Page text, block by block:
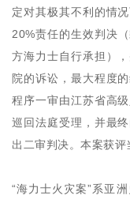
定对其极其不利的情
20%责任的生效判决
方海力士自行承担）
院的诉讼，最大程度
程序一审由江苏省高
巡回法庭受理，并最
出二审判决。本案获评
“海力士火灾案”系亚